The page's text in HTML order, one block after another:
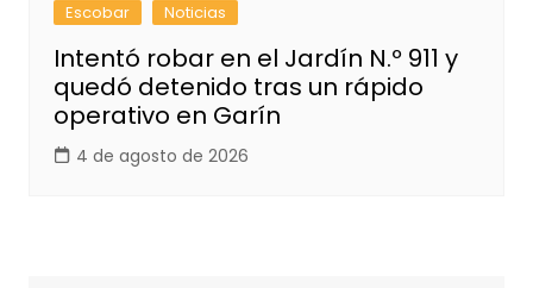
Escobar Noticias
Intentó robar en el Jardín N.º 911 y
quedó detenido tras un rápido
operativo en Garín
4 de agosto de 2026